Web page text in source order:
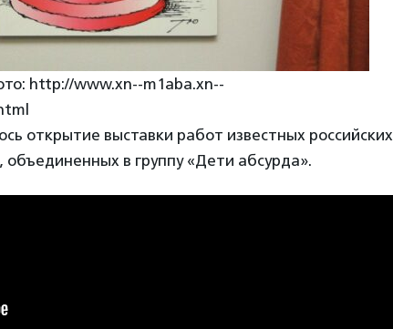
http://www.xn--m1aba.xn--
открытие выставки работ известных российских
объединенных в группу «Дети абсурда».